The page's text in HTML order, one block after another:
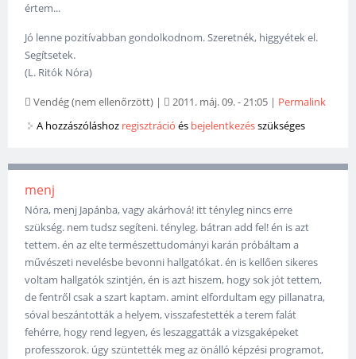
értem...
Jó lenne pozitívabban gondolkodnom. Szeretnék, higgyétek el.
Segítsetek.
(L. Ritók Nóra)
Vendég (nem ellenőrzött) | 2011. máj. 09. - 21:05 | Permalink
A hozzászóláshoz regisztráció és bejelentkezésszükséges
menj
Nóra, menj Japánba, vagy akárhová! itt tényleg nincs erre
szükség. nem tudsz segíteni. tényleg. bátran add fel! én is azt
tettem. én az elte természettudományi karán próbáltam a
művészeti nevelésbe bevonni hallgatókat. én is kellően sikeres
voltam hallgatók szintjén, én is azt hiszem, hogy sok jót tettem,
de fentről csak a szart kaptam. amint elfordultam egy pillanatra,
sóval beszántották a helyem, visszafestették a terem falát
fehérre, hogy rend legyen, és leszaggatták a vizsgaképeket
professzorok. úgy szüntették meg az önálló képzési programot,